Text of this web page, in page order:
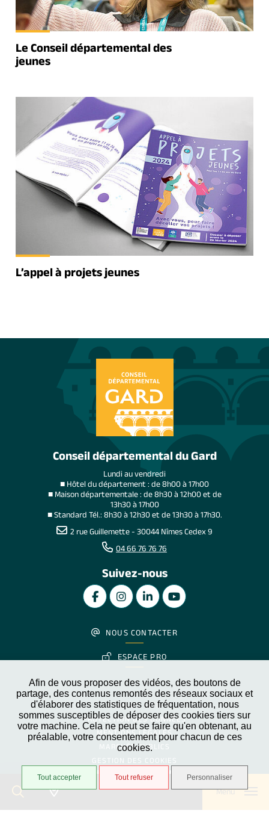
Afin de vous proposer des vidéos, des boutons de
partage, des contenus remontés des réseaux sociaux et
d'élaborer des statistiques de fréquentation, nous
sommes susceptibles de déposer des cookies tiers sur
votre machine. Cela ne peut se faire qu'en obtenant, au
préalable, votre consentement pour chacun de ces
cookies.
Tout accepter Tout refuser Personnaliser
Menu
Le Conseil départemental des
jeunes
L’appel à projets jeunes
Conseil départemental du Gard
Lundi au vendredi
■ Hôtel du département : de 8h00 à 17h00
■ Maison départementale : de 8h30 à 12h00 et de
13h30 à 17h00
■ Standard Tél.: 8h30 à 12h30 et de 13h30 à 17h30.
2 rue Guillemette - 30044 Nîmes Cedex 9
04 66 76 76 76
Suivez-nous
NOUS CONTACTER
ESPACE PRO
Accessibilité Partiellement conforme
PLAN DU SITE
PROTECTION DES DONNÉES
MENTIONS LÉGALES
MARCHÉS PUBLICS
GESTION DES COOKIES
STRATIS